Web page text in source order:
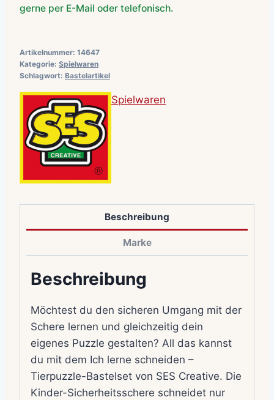
gerne per E-Mail oder telefonisch.
Artikelnummer: 14647
Kategorie: Spielwaren
Schlagwort: Bastelartikel
Spielwaren
Beschreibung
Marke
Beschreibung
Möchtest du den sicheren Umgang mit der
Schere lernen und gleichzeitig dein
eigenes Puzzle gestalten? All das kannst
du mit dem Ich lerne schneiden –
Tierpuzzle-Bastelset von SES Creative. Die
Kinder-Sicherheitsschere schneidet nur